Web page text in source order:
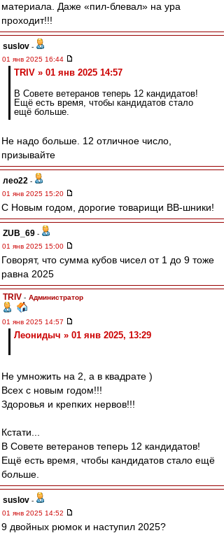
материала. Даже «пил-блевал» на ура
проходит!!!
suslov -
01 янв 2025 16:44
TRIV » 01 янв 2025 14:57
В Совете ветеранов теперь 12 кандидатов!
Ещё есть время, чтобы кандидатов стало
ещё больше.
Не надо больше. 12 отличное число,
призывайте
лео22 -
01 янв 2025 15:20
С Новым годом, дорогие товарищи ВВ-шники!
ZUB_69 -
01 янв 2025 15:00
Говорят, что сумма кубов чисел от 1 до 9 тоже
равна 2025
TRIV - Администратор
01 янв 2025 14:57
Леонидыч » 01 янв 2025, 13:29
Не умножить на 2, а в квадрате )
Всех с новым годом!!!
Здоровья и крепких нервов!!!
Кстати...
В Совете ветеранов теперь 12 кандидатов!
Ещё есть время, чтобы кандидатов стало ещё
больше.
suslov -
01 янв 2025 14:52
9 двойных рюмок и наступил 2025?